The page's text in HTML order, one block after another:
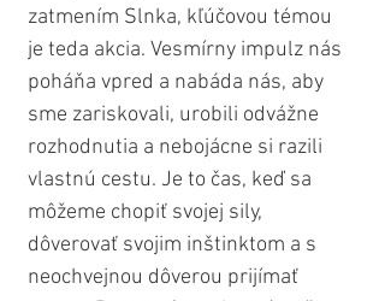
zatmením Slnka, kľúčovou témou
je teda akcia. Vesmírny impulz nás
poháňa vpred a nabáda nás, aby
sme zariskovali, urobili odvážne
rozhodnutia a nebojácne si razili
vlastnú cestu. Je to čas, keď sa
môžeme chopiť svojej sily,
dôverovať svojim inštinktom a s
neochvejnou dôverou prijímať